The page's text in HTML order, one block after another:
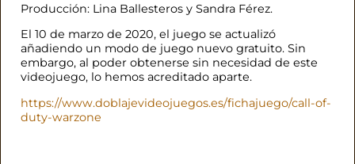
Producción: Lina Ballesteros y Sandra Férez.
El 10 de marzo de 2020, el juego se actualizó
añadiendo un modo de juego nuevo gratuito. Sin
embargo, al poder obtenerse sin necesidad de este
videojuego, lo hemos acreditado aparte.
https://www.doblajevideojuegos.es/fichajuego/call-of-
duty-warzone